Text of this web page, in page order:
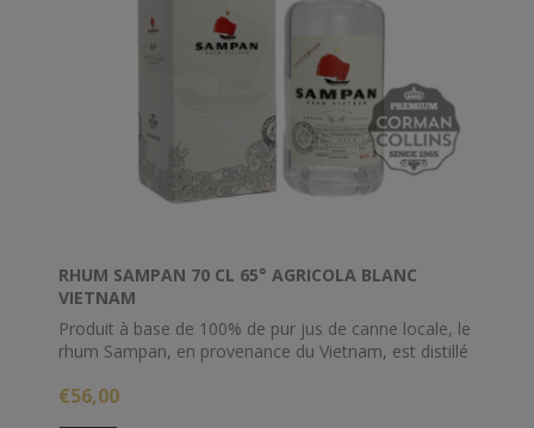
RHUM SAMPAN 70 CL 65° AGRICOLA BLANC
VIETNAM
Produit à base de 100% de pur jus de canne locale, le
rhum Sampan, en provenance du Vietnam, est distillé
d’Indochine.
€56,00